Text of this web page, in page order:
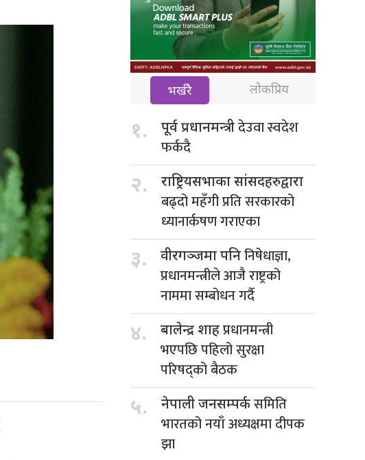
भर्खरै लोकप्रिय
१. पूर्व प्रधानमन्त्रीदेउवा स्वदेश
फर्कदै
२. राष्ट्रियसभाका सांसदहरुद्वारा
बढ्दो महँगी प्रति सरकारको
ध्यानार्कषण गराएका
३. वीरगञ्जमा पनिनिषेधाज्ञा,
प्रधानमन्त्रीले आजै राष्ट्रको
नाममा सम्बोधन गर्दै
४. बालेन्द्र शाहप्रधानमन्त्री
भएपछि पहिलो सुरक्षा
परिषद्को बैठक
५. नेपाली जनसम्पर्कसमिति
भारतको नयाँ अध्यक्षमा दीपक
झा